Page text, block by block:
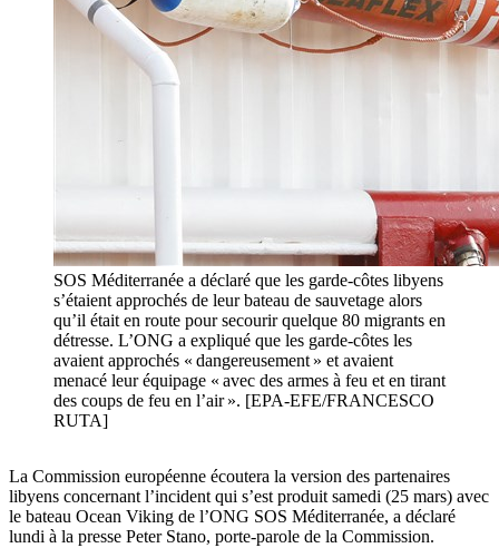
SOS Méditerranée a déclaré que les garde-côtes libyens
s’étaient approchés de leur bateau de sauvetage alors
qu’il était en route pour secourir quelque 80 migrants en
détresse. L’ONG a expliqué que les garde-côtes les
avaient approchés « dangereusement » et avaient
menacé leur équipage « avec des armes à feu et en tirant
des coups de feu en l’air ». [EPA-EFE/FRANCESCO
RUTA]
La Commission européenne écoutera la version des partenaires
libyens concernant l’incident qui s’est produit samedi (25 mars) avec
le bateau Ocean Viking de l’ONG SOS Méditerranée, a déclaré
lundi à la presse Peter Stano, porte-parole de la Commission.